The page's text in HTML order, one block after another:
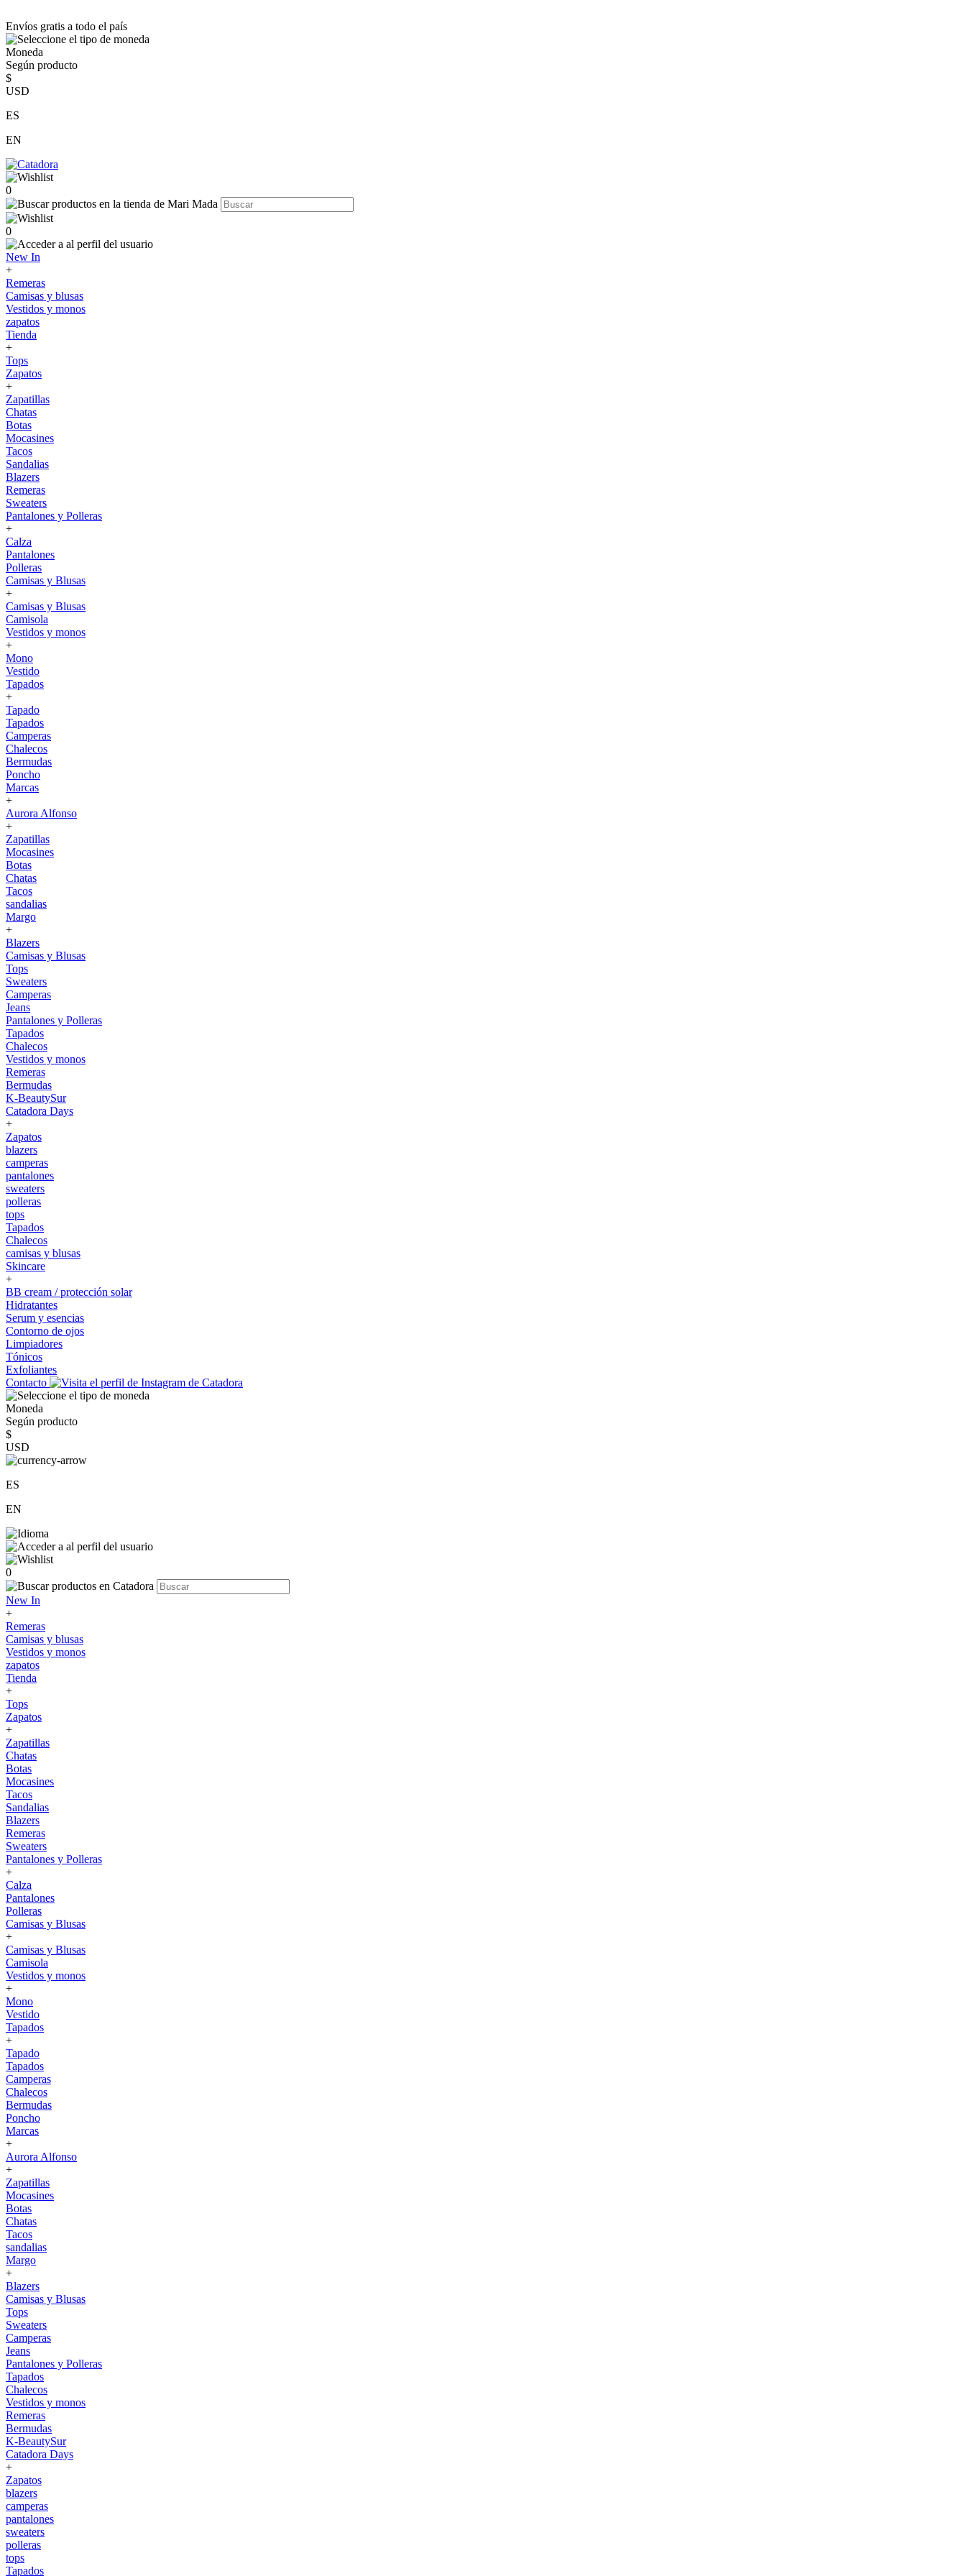
Envíos gratis a todo el país
Moneda
Según producto
$
USD
ES
EN
0
0
New In
+
Remeras
Camisas y blusas
Vestidos y monos
zapatos
Tienda
+
Tops
Zapatos
+
Zapatillas
Chatas
Botas
Mocasines
Tacos
Sandalias
Blazers
Remeras
Sweaters
Pantalones y Polleras
+
Calza
Pantalones
Polleras
Camisas y Blusas
+
Camisas y Blusas
Camisola
Vestidos y monos
+
Mono
Vestido
Tapados
+
Tapado
Tapados
Camperas
Chalecos
Bermudas
Poncho
Marcas
+
Aurora Alfonso
+
Zapatillas
Mocasines
Botas
Chatas
Tacos
sandalias
Margo
+
Blazers
Camisas y Blusas
Tops
Sweaters
Camperas
Jeans
Pantalones y Polleras
Tapados
Chalecos
Vestidos y monos
Remeras
Bermudas
K-BeautySur
Catadora Days
+
Zapatos
blazers
camperas
pantalones
sweaters
polleras
tops
Tapados
Chalecos
camisas y blusas
Skincare
+
BB cream / protección solar
Hidratantes
Serum y esencias
Contorno de ojos
Limpiadores
Tónicos
Exfoliantes
Contacto
Moneda
Según producto
$
USD
ES
EN
0
New In
+
Remeras
Camisas y blusas
Vestidos y monos
zapatos
Tienda
+
Tops
Zapatos
+
Zapatillas
Chatas
Botas
Mocasines
Tacos
Sandalias
Blazers
Remeras
Sweaters
Pantalones y Polleras
+
Calza
Pantalones
Polleras
Camisas y Blusas
+
Camisas y Blusas
Camisola
Vestidos y monos
+
Mono
Vestido
Tapados
+
Tapado
Tapados
Camperas
Chalecos
Bermudas
Poncho
Marcas
+
Aurora Alfonso
+
Zapatillas
Mocasines
Botas
Chatas
Tacos
sandalias
Margo
+
Blazers
Camisas y Blusas
Tops
Sweaters
Camperas
Jeans
Pantalones y Polleras
Tapados
Chalecos
Vestidos y monos
Remeras
Bermudas
K-BeautySur
Catadora Days
+
Zapatos
blazers
camperas
pantalones
sweaters
polleras
tops
Tapados